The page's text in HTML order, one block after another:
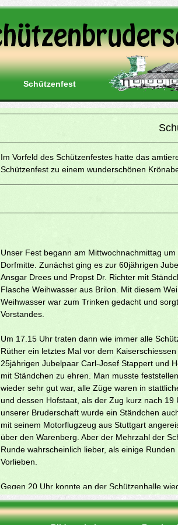
Schützenfest
Im Vorfeld des Schützenfestes hatte das
Schützenfest zu einem wunderschönen
Unser Fest begann am Mittwochnachmittag
Dorfmitte. Zunächst ging es zur 60jährigen
Ansgar Drees und Propst Dr. Richter mit
Flasche Weihwasser aus Brilon. Mit diesem
Weihwasser war zum Trinken gedacht und
Vorstandes.
Um 17.15 Uhr traten dann wie immer alle
Rüther ein letztes Mal vor dem
25jährigen Jubelpaar Carl-Josef Stappert und
mit Ständchen zu ehren. Man musste
wieder sehr gut war, alle Züge waren in
und dessen Hofstaat, als der Zug kurz nach
unserer Bruderschaft wurde ein Ständchen
mit seinem Motorflugzeug aus Stuttgart
über den Warenberg. Aber der Mehrzahl der
Runde wahrscheinlich lieber, als einige
Vorlieben.
Gegen 20 Uhr konnte an der Schützenhalle
Schützenhalle die Ständchen für die
und Hofstaat war begleitet von einer sehr